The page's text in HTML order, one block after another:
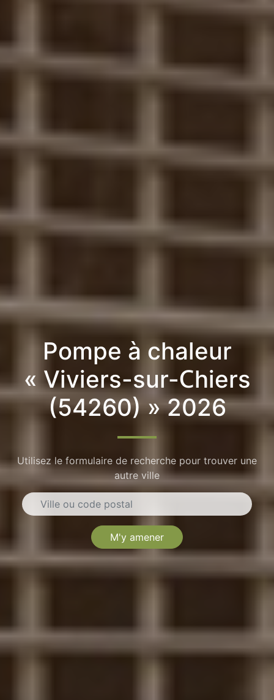
Pompe à chaleur
« Viviers-sur-Chiers
(54260) » 2026
Utilisez le formulaire de recherche pour trouver une
autre ville
M'y amener